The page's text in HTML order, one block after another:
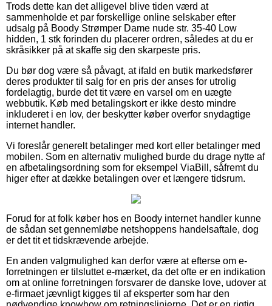
Trods dette kan det alligevel blive tiden værd at
sammenholde et par forskellige online selskaber efter
udsalg på Boody Strømper Dame nude str. 35-40 Low
hidden, 1 stk forinden du placerer ordren, således at du er
skråsikker på at skaffe sig den skarpeste pris.
Du bør dog være så påvagt, at ifald en butik markedsfører
deres produkter til salg for en pris der anses for utrolig
fordelagtig, burde det tit være en varsel om en uægte
webbutik. Køb med betalingskort er ikke desto mindre
inkluderet i en lov, der beskytter køber overfor snydagtige
internet handler.
Vi foreslår generelt betalinger med kort eller betalinger med
mobilen. Som en alternativ mulighed burde du drage nytte af
en afbetalingsordning som for eksempel ViaBill, såfremt du
higer efter at dække betalingen over et længere tidsrum.
Forud for at folk køber hos en Boody internet handler kunne
de sådan set gennemløbe netshoppens handelsaftale, dog
er det tit et tidskrævende arbejde.
En anden valgmulighed kan derfor være at efterse om e-
forretningen er tilsluttet e-mærket, da det ofte er en indikation
om at online forretningen forsvarer de danske love, udover at
e-firmaet jævnligt kigges til af eksperter som har den